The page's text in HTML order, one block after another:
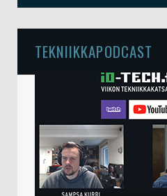
TEKNIIKKAPODCAST